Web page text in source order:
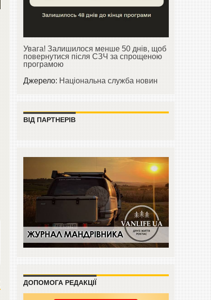
Увага! Залишилося менше 50 днів, щоб
повернутися після СЗЧ за спрощеною
програмою
Джерело:Національна служба новин
ВІД ПАРТНЕРІВ
ДОПОМОГА РЕДАКЦІЇ